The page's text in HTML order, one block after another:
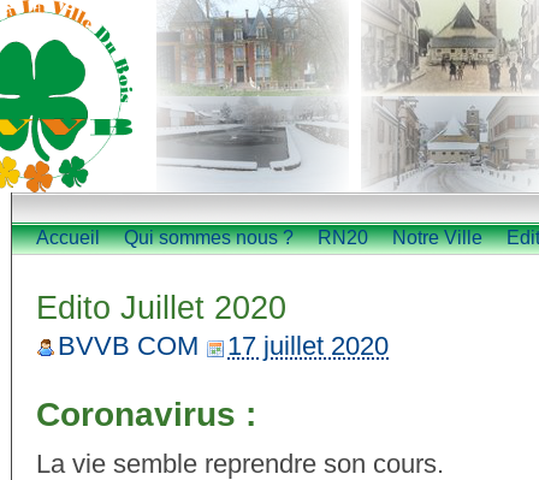
Accueil Qui sommes nous ? RN20 Notre Ville
Edito Juillet 2020
BVVB COM 17 juillet 2020
Coronavirus :
La vie semble reprendre son cours.